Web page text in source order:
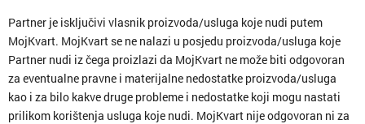
Partner je isključivi vlasnik proizvoda/usluga koje nudi putem
MojKvart. MojKvart se ne nalazi u posjedu proizvoda/usluga koje
Partner nudi iz čega proizlazi da MojKvart ne može biti odgovoran
za eventualne pravne i materijalne nedostatke proizvoda/usluga
kao i za bilo kakve druge probleme i nedostatke koji mogu nastati
prilikom korištenja usluga koje nudi. MojKvart nije odgovoran ni za